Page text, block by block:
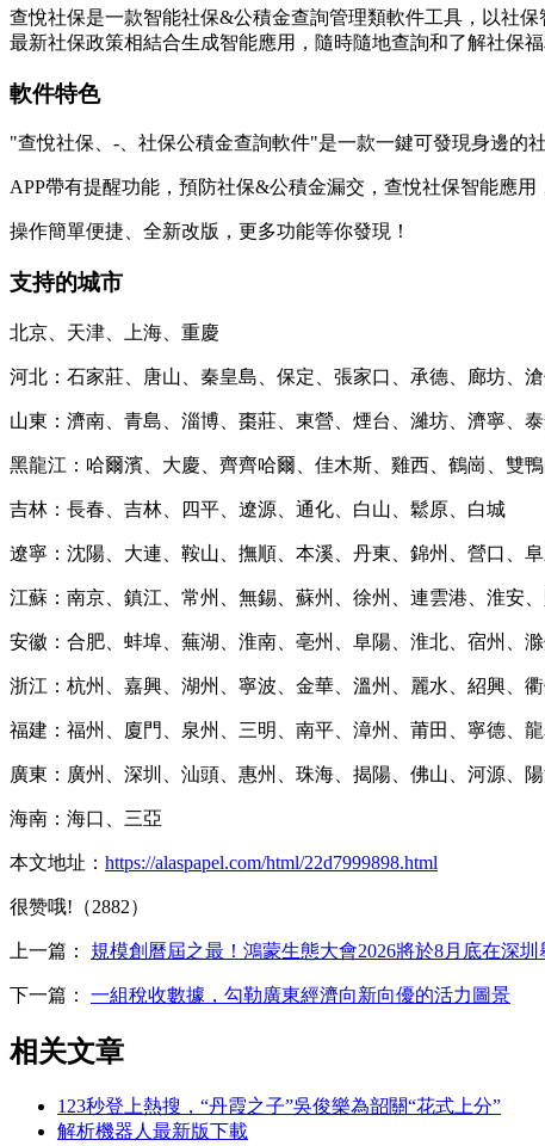
查悅社保是一款智能社保&公積金查詢管理類軟件工具，以社
最新社保政策相結合生成智能應用，隨時隨地查詢和了解社保
軟件特色
"查悅社保、-、社保公積金查詢軟件"是一款一鍵可發現身邊的
APP帶有提醒功能，預防社保&公積金漏交，查悅社保智能應
操作簡單便捷、全新改版，更多功能等你發現！
支持的城市
北京、天津、上海、重慶
河北：石家莊、唐山、秦皇島、保定、張家口、承德、廊坊、
山東：濟南、青島、淄博、棗莊、東營、煙台、濰坊、濟寧、
黑龍江：哈爾濱、大慶、齊齊哈爾、佳木斯、雞西、鶴崗、雙
吉林：長春、吉林、四平、遼源、通化、白山、鬆原、白城
遼寧：沈陽、大連、鞍山、撫順、本溪、丹東、錦州、營口、
江蘇：南京、鎮江、常州、無錫、蘇州、徐州、連雲港、淮安
安徽：合肥、蚌埠、蕪湖、淮南、亳州、阜陽、淮北、宿州、
浙江：杭州、嘉興、湖州、寧波、金華、溫州、麗水、紹興、
福建：福州、廈門、泉州、三明、南平、漳州、莆田、寧德、
廣東：廣州、深圳、汕頭、惠州、珠海、揭陽、佛山、河源、
海南：海口、三亞
本文地址： https://alaspapel.com/html/22d7999898.html
很赞哦!（2882）
上一篇： 規模創曆屆之最！鴻蒙生態大會2026將於8月底在深圳
下一篇： 一組稅收數據，勾勒廣東經濟向新向優的活力圖景
相关文章
123秒登上熱搜，“丹霞之子”吳俊樂為韶關“花式上分”
解析機器人最新版下載